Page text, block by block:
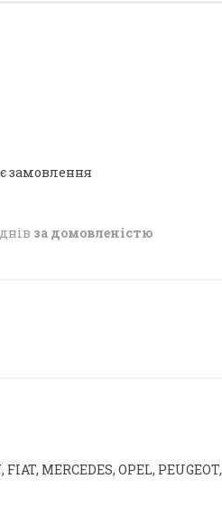
замовлення
за домовленістю
MERCEDES, OPEL, PEUGEOT,